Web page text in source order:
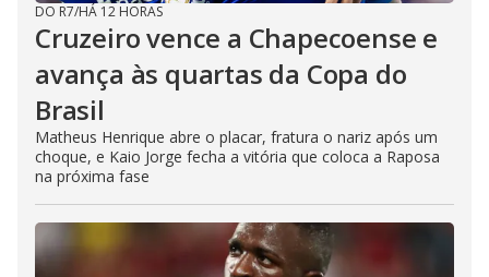
DO R7/HÁ 12 HORAS
Cruzeiro vence a Chapecoense e
avança às quartas da Copa do
Brasil
Matheus Henrique abre o placar, fratura o nariz após um
choque, e Kaio Jorge fecha a vitória que coloca a Raposa
na próxima fase